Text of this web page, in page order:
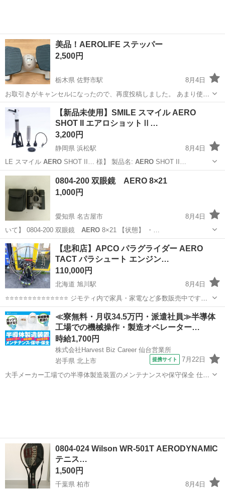
美品！AEROLIFE ステッパー
2,500円
栃木県 佐野市駅
8月4日
お取引きがキャンセルになったので、再度投稿しました。 あまり使用
せずにしまってあったので綺麗です。 約17,000円で購入しました。
栃木 佐野市駅 フィットネス、トレーニング
AEROLIFE
【新品未使用】SMILE スマイル AERO
SHOT II エアロショットⅡ…
3,200円
静岡県 浜松駅
8月4日
LE スマイル AEROSHOT II… 様】 製品名: AEROSHOT II…
静岡 浜松市 その他
0804-200 双眼鏡 AERO 8×21
1,000円
愛知県 名古屋市
8月4日
いて】 0804-200 双眼鏡 AERO 8×21 【状態】 ・…
愛知 名古屋市 望遠鏡、顕微鏡 AERO
【忠和店】APCO パラグライダー AERO
TACT パラシュート エンジン…
110,000円
北海道 旭川駅
8月4日
⭐⭐⭐⭐⭐⭐⭐⭐⭐⭐⭐⭐⭐⭐ ジモティ内で家具・家電など多数販売中です
⭐⭐⭐⭐⭐⭐⭐⭐⭐⭐⭐⭐⭐⭐ 【商品説明】 エンジンはかかりましたが全体的
に整備は必要かと思います。 実際に使用しての動作...
北海道 旭川市 旭川駅 その他
≪寮無料・月収34.5万円・派遣社員≫半導体
工場での機械操作・製造オペレーター…
時給1,700円
株式会社Harvest Biz Career 仙台営業所
岩手県 北上市
提携サイト 7月22日
大手メーカー工場での半導体製造装置のメンテナンスや保守保全 仕事
0804-024 Wilson WR-501T AERODYNAMIC
テニス…
1,500円
千葉県 柏市 8月4日